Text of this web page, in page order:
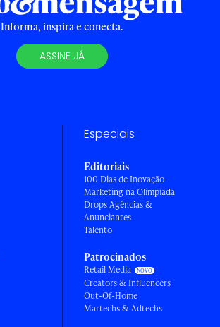
Informa, inspira e conecta.
ASSINE JÁ
Especiais
Editoriais
100 Dias de Inovação
Marketing na Olimpíada
Drops Agências &
Anunciantes
Talento
Patrocinados
Retail Media
Creators & Influencers
Out-Of-Home
Martechs & Adtechs